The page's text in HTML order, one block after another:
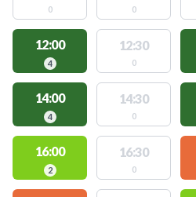
0 0
12:00
4
12:30
0
14:00
4
14:30
0
16:00
2
16:30
0